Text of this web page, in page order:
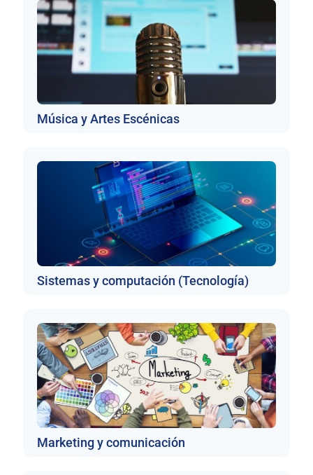
Música y Artes Escénicas
Sistemas y computación (Tecnología)
Marketing y comunicación